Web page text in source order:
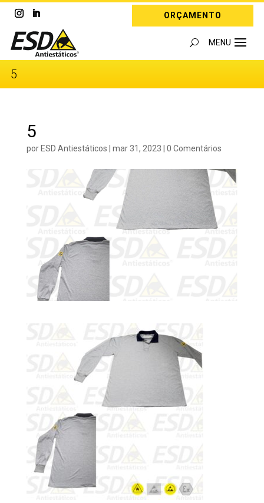
ORÇAMENTO
5
5
porESD Antiestáticos | mar 31, 2023 | 0 Comentários